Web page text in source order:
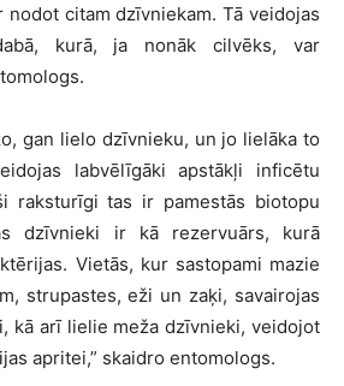
nodot citam dzīvniekam. Tā veidojas
kurā, ja nonāk cilvēks, var
gan lielo dzīvnieku, un jo lielāka to
labvēlīgāki apstākļi inficētu
raksturīgi tas ir pamestās biotopu
dzīvnieki ir kā rezervuārs, kurā
Vietās, kur sastopami mazie
strupastes, eži un zaķi, savairojas
kā arī lielie meža dzīvnieki, veidojot
apritei,” skaidro entomologs.